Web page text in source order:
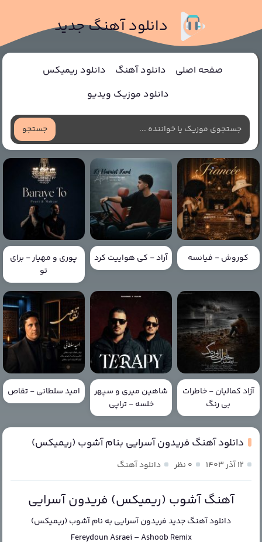
دانلود آهنگ جدید
صفحه اصلی دانلود آهنگ
دانلود ریمیکس
دانلود موزیک ویدیو
جستجو
کوروش - فیانسه آراد - کی هواییت کرد
پوری و مهیار - برای
تو
آزاد کمالیان - خاطرات
بی رنگ
شاهین میری و سپهر
خلسه - تراپی
امید سلطانی - تقاص
دانلود آهنگ فریدون آسرایی بنام آشوب (ریمیکس)
۱۲ آذر ۱۴۰۳ ۰ نظر دانلود آهنگ
آهنگ آشوب (ریمیکس) فریدون آسرایی
دانلود آهنگ جدیدفریدون آسرایی به نامآشوب (ریمیکس)
Fereydoun Asraei –Ashoob Remix